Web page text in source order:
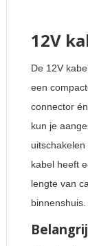
12V
De 12V
een
connector
kun je
kabel heeft
lengte van
binnenshuis.